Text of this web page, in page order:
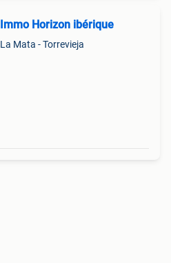
Immo Horizon ibérique
La Mata - Torrevieja